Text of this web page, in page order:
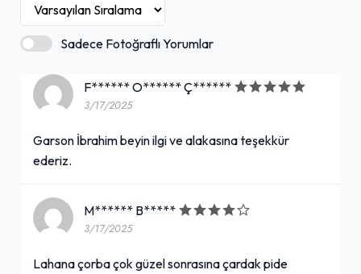
Sadece Fotoğraflı Yorumlar
F****** O****** Ç******
3/17/2025
Garson İbrahim beyin ilgi ve alakasına teşekkür
ederiz.
M****** B*****
3/17/2025
Lahana çorba çok güzel sonrasına çardak pide